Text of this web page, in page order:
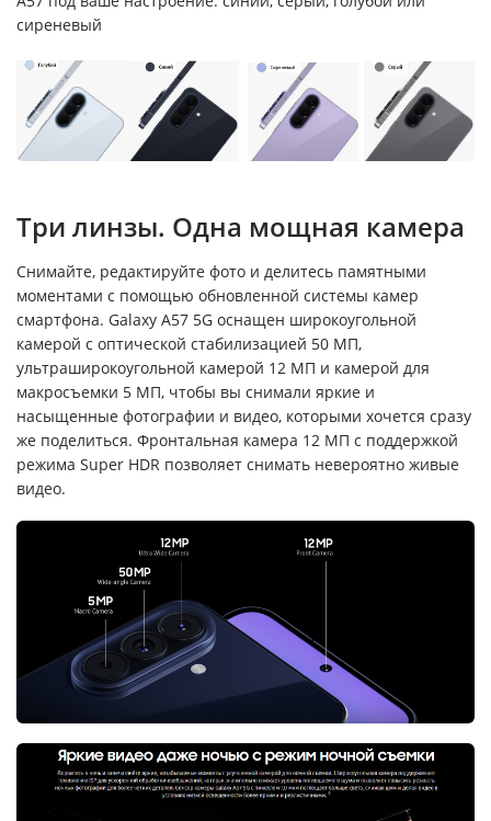
сиреневый
Три линзы. Одна мощная камера
Снимайте, редактируйте фото и делитесь памятными
моментами с помощью обновленной системы камер
смартфона. Galaxy A57 5G оснащен широкоугольной
камерой с оптической стабилизацией 50 МП,
ультраширокоугольной камерой 12 МП и камерой для
макросъемки 5 МП, чтобы вы снимали яркие и
насыщенные фотографии и видео, которыми хочется сразу
же поделиться. Фронтальная камера 12 МП с поддержкой
режима Super HDR позволяет снимать невероятно живые
видео.